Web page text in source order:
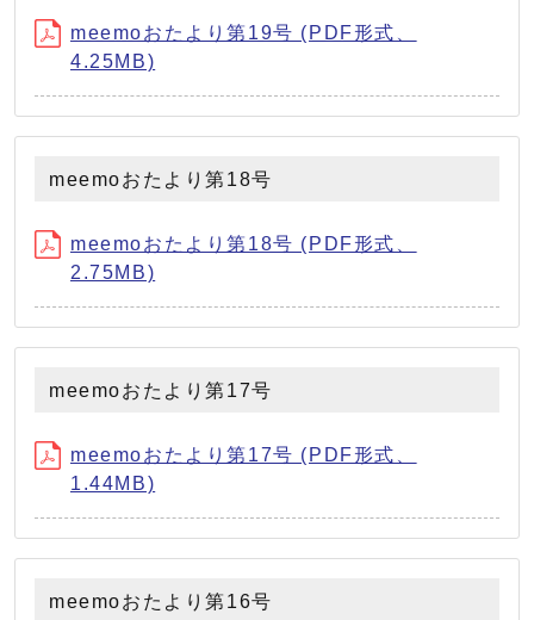
meemoおたより第19号 (PDF形式、
4.25MB)
meemoおたより第18号
meemoおたより第18号 (PDF形式、
2.75MB)
meemoおたより第17号
meemoおたより第17号 (PDF形式、
1.44MB)
meemoおたより第16号